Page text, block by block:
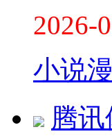
2026-
小说
腾讯